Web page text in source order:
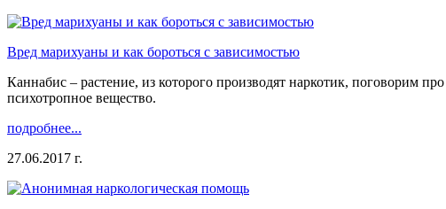
Вред марихуаны и как бороться с зависимостью
Каннабис – растение, из которого производят наркотик, поговорим
психотропное вещество.
подробнее...
27.06.2017 г.